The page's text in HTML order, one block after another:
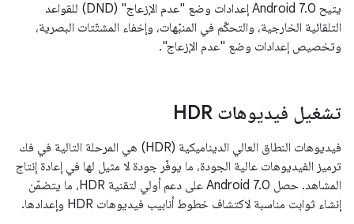
يتيح Android 7.0 إعدادات وضع "عدم الإزعاج" (DND) للقواعد
التلقائية الخارجية، والتحكّم في المنبّهات، وإخفاء المشتّتات البصرية،
وتخصيص إعدادات وضع "عدم الإزعاج".
تشغيل فيديوهات HDR
فيديوهات النطاق العالي الديناميكية (HDR) هي المرحلة التالية في فك
ترميز الفيديوهات عالية الجودة، ما يوفّر جودة لا مثيل لها في إعادة إنتاج
المشاهد. حصل Android 7.0 على دعم أولي لتقنية HDR، ما يتضمّن
إنشاء ثوابت مناسبة لاكتشاف خطوط أنابيب فيديوهات HDR وإعدادها.